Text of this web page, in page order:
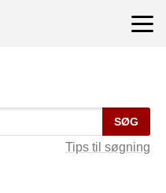
SØG
Tips til søgning